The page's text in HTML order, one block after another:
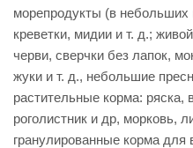
морепродукты (в небольших
креветки, мидии и т. д.;
черви, сверчки без лапок,
жуки и т. д., небольшие
растительные корма: ряска,
роголистник и др, морковь,
гранулированные корма для